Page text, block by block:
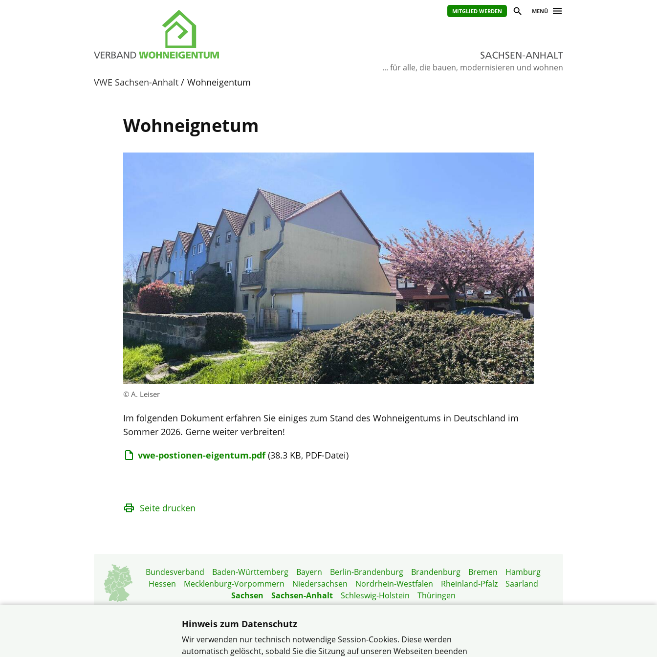
MITGLIED WERDEN MENÜ
... für alle, die bauen, modernisieren und wohnen
VWE Sachsen-Anhalt Wohneigentum
Wohneignetum
© A. Leiser
Im folgenden Dokument erfahren Sie einiges zum Stand des Wohneigentums in Deutschland im
Sommer 2026. Gerne weiter verbreiten!
vwe-postionen-eigentum.pdf (38.3 KB, PDF-Datei)
Seite drucken
Bundesverband Baden-Württemberg Bayern Berlin-Brandenburg Brandenburg Bremen
Hamburg
Hessen
Mecklenburg-Vorpommern Niedersachsen Nordrhein-Westfalen Rheinland-Pfalz
Saarland
Sachsen
Sachsen-Anhalt Schleswig-Holstein
Thüringen
Hinweis zum Datenschutz
Wir verwenden nur technisch notwendige Session-Cookies. Diese werden
automatisch gelöscht, sobald Sie die Sitzung auf unseren Webseiten beenden